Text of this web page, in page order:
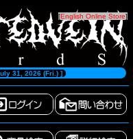
[English Online Store]
31, 2026 (Fri.) ]